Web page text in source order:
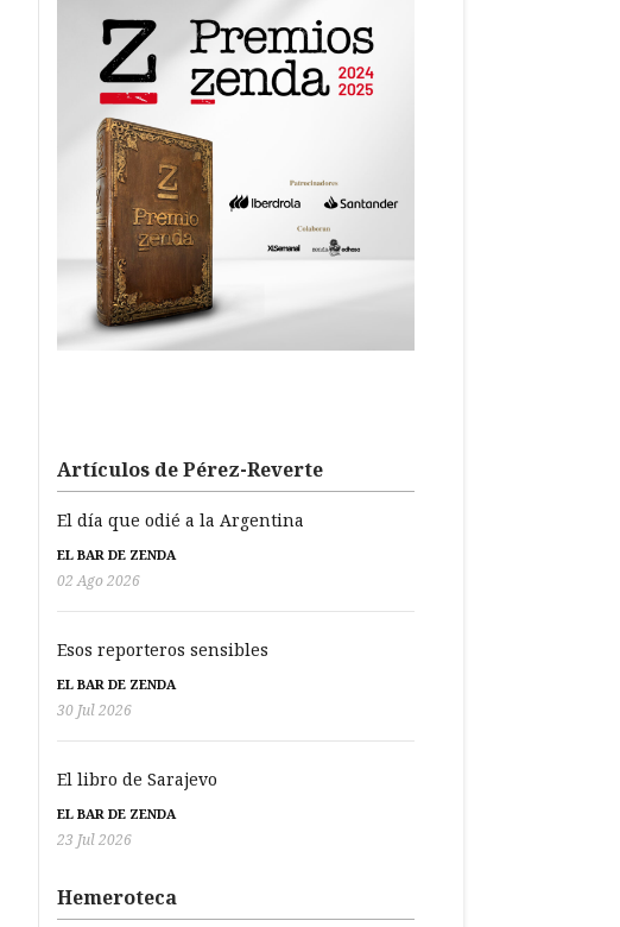
Artículos de Pérez-Reverte
El día que odié a la Argentina
EL BAR DE ZENDA
02 Ago 2026
Esos reporteros sensibles
EL BAR DE ZENDA
30 Jul 2026
El libro de Sarajevo
EL BAR DE ZENDA
23 Jul 2026
Hemeroteca